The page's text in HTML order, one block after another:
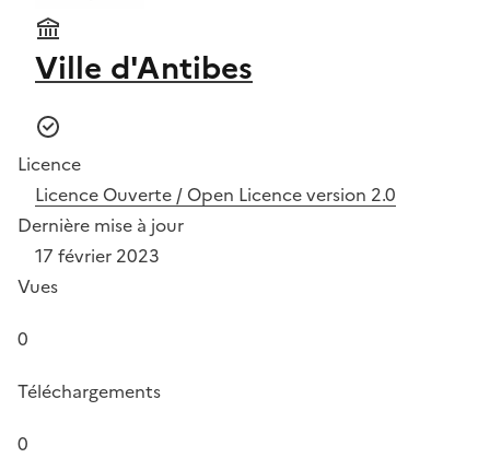
Ville d'Antibes
Licence
Licence Ouverte / Open Licence version 2.0
Dernière mise à jour
17 février 2023
Vues
0
Téléchargements
0